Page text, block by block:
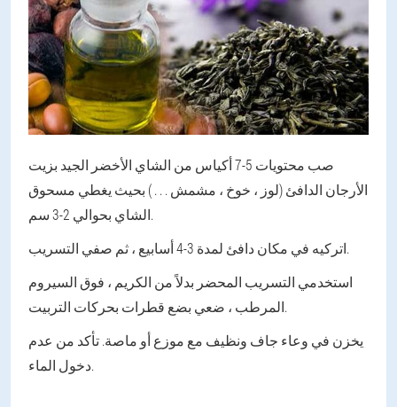
صب محتويات 5-7 أكياس من الشاي الأخضر الجيد بزيت
الأرجان الدافئ (لوز ، خوخ ، مشمش . . . ) بحيث يغطي مسحوق
الشاي بحوالي 2-3 سم.
اتركيه في مكان دافئ لمدة 3-4 أسابيع ، ثم صفي التسريب.
استخدمي التسريب المحضر بدلاً من الكريم ، فوق السيروم
المرطب ، ضعي بضع قطرات بحركات التربيت.
يخزن في وعاء جاف ونظيف مع موزع أو ماصة. تأكد من عدم
دخول الماء.